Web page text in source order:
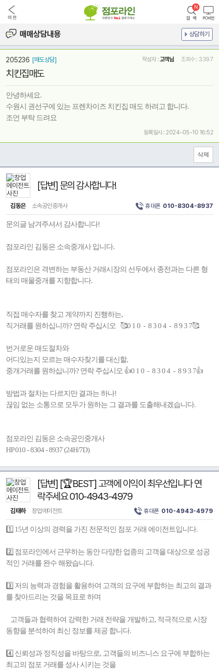
매매상담내용 상담하기
205236 [매도상담] 작성자 : 고객님 조회수 : 3397
치킨집매도
안녕하세요.
수원시 권선구에 있는 프렌차이즈 치킨집 매도 하려고 합니다.
조언 부탁 드려요
등록일시 : 2024-05-10 16:52
[답변] 문의 감사합니다!
김동은 소속공인중개사 휴대폰 010-8304-8937
문의글 남겨주셔서 감사합니다!
점포라인 김동은 소속중개사 입니다.
점포라인은 격변하는 부동산 거래시장의 선두에서 종전과는 다른 형
태의 매물중개를 지향합니다.
직접 매수자를 찾고 계약까지 진행하는,
직거래를 원하십니까? 연락 주십시오 🥰0 1 0 - 8 3 0 4 - 8 9 3 7🥰
번거로운 매도절차와
어디있는지 모르는 매수자찾기를 대신할,
중개거래를 원하십니까? 연락 주십시오 👍0 1 0 - 8 3 0 4 - 8 9 3 7👍
방법과 절차는 다르지만 결과는 하나!
끊임 없는 소통으로 모두가 원하는 그 결과를 도출해내겠습니다.
점포라인 김동은 소속공인중개사
HP 010 - 8304 - 8937 (24H/7D)
[답변] [🏆BEST] 고객에 이익이 최우선입니다 연
락주세요 010-4943-4979
김태하 창업에이전트 휴대폰 010-4943-4979
1️⃣ 15년 이상의 경력을 가진 전문적인 점포 거래 에이전트입니다.
2️⃣ 점포라인에서 근무하는 동안 다양한 업종의 고객을 대상으로 성공
적인 거래를 완수 해왔습니다.
3️⃣ 저의 능력과 경험을 활용하여 고객의 요구에 부합하는 최고의 결과
를 찾아드리는 것을 목표로 하며
고객들과 협력하여 강력한 거래 전략을 개발하고, 적극적으로 시장
동향을 분석하여 최신 정보를 제공 합니다.
4️⃣ 신뢰성과 정직성을 바탕으로, 고객들의 비즈니스 요구에 부합하는
최고의 점포 거래를 성사 시키는 것을